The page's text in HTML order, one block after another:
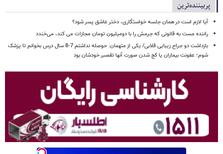
پربیننده‌ترین
آیا لازم است در همان جلسه خواستگاری، دختر عاشق پسر شود؟
راننده مست به قانونی که جرمش را با دومیلیون تومان مجازات می کند، می‌خندد
بازداشت دو جراح زیبایی قلابی/ یکی از متهمان: حوصله نداشتم 7-8 سال درس بخوانم تا پزشک
شوم؛ عفونت بیماران یا کج شدن صورت آنها تقصبر خودشان بود